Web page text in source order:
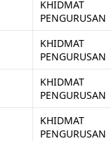
KHIDMAT
PENGURUSAN
KHIDMAT
PENGURUSAN
KHIDMAT
PENGURUSAN
KHIDMAT
PENGURUSAN